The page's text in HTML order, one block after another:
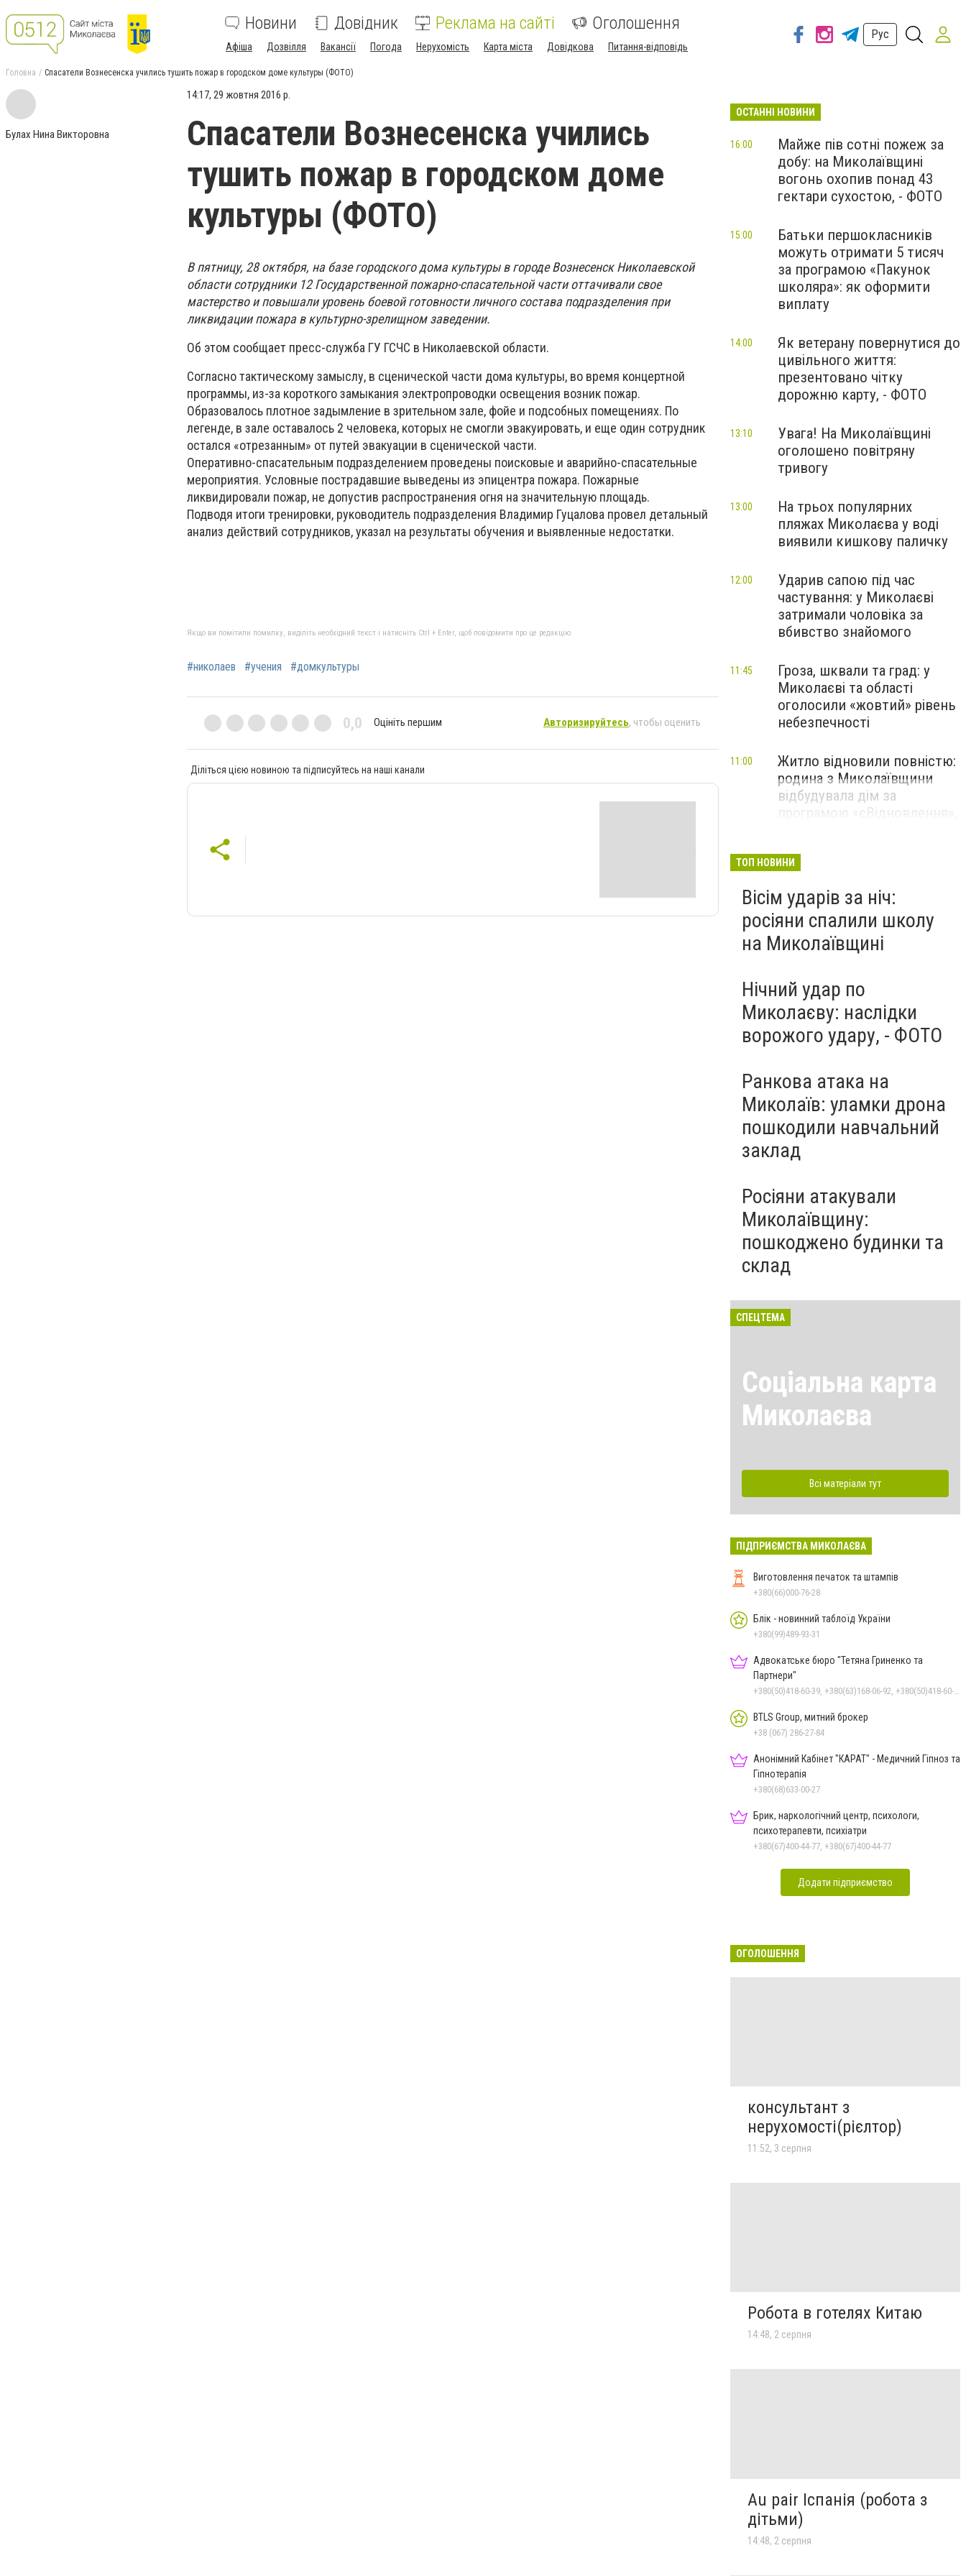
Новини Довідник Реклама на сайті Оголошення
Афіша Дозвілля Вакансії Погода Нерухомість Карта міста Довідкова Питання-відповідь
Рус
Головна Спасатели Вознесенска учились тушить пожар в городском доме культуры (ФОТО)
Булах Нина Викторовна
14:17, 29 жовтня 2016 р.
Спасатели Вознесенска учились
тушить пожар в городском доме
культуры (ФОТО)
В пятницу, 28 октября, на базе городского дома культуры в городе Вознесенск Николаевской
области сотрудники 12 Государственной пожарно-спасательной части оттачивали свое
мастерство и повышали уровень боевой готовности личного состава подразделения при
ликвидации пожара в культурно-зрелищном заведении.
Об этом сообщает пресс-служба ГУ ГСЧС в Николаевской области.
Согласно тактическому замыслу, в сценической части дома культуры, во время концертной
программы, из-за короткого замыкания электропроводки освещения возник пожар.
Образовалось плотное задымление в зрительном зале, фойе и подсобных помещениях. По
легенде, в зале оставалось 2 человека, которых не смогли эвакуировать, и еще один сотрудник
остался «отрезанным» от путей эвакуации в сценической части.
Оперативно-спасательным подразделением проведены поисковые и аварийно-спасательные
мероприятия. Условные пострадавшие выведены из эпицентра пожара. Пожарные
ликвидировали пожар, не допустив распространения огня на значительную площадь.
Подводя итоги тренировки, руководитель подразделения Владимир Гуцалова провел детальный
анализ действий сотрудников, указал на результаты обучения и выявленные недостатки.
Якщо ви помітили помилку, виділіть необхідний текст і натисніть Ctrl + Enter, щоб повідомити про це редакцію
#николаев #учения #домкультуры
0,0 Оцініть першим Авторизируйтесь, чтобы оценить
Діліться цією новиною та підписуйтесь на наші канали
ОСТАННІ НОВИНИ
Майже пів сотні пожеж за
добу: на Миколаївщині
вогонь охопив понад 43
гектари сухостою, - ФОТО
16:00
Батьки першокласників
можуть отримати 5 тисяч
за програмою «Пакунок
школяра»: як оформити
виплату
15:00
Як ветерану повернутися до
цивільного життя:
презентовано чітку
дорожню карту, - ФОТО
14:00
Увага! На Миколаївщині
оголошено повітряну
тривогу
13:10
На трьох популярних
пляжах Миколаєва у воді
виявили кишкову паличку
13:00
Ударив сапою під час
частування: у Миколаєві
затримали чоловіка за
вбивство знайомого
12:00
Гроза, шквали та град: у
Миколаєві та області
оголосили «жовтий» рівень
небезпечності
11:45
Житло відновили повністю:
родина з Миколаївщини
відбудувала дім за
програмою «єВідновлення»,
11:00
ТОП НОВИНИ
Вісім ударів за ніч:
росіяни спалили школу
на Миколаївщині
Нічний удар по
Миколаєву: наслідки
ворожого удару, - ФОТО
Ранкова атака на
Миколаїв: уламки дрона
пошкодили навчальний
заклад
Росіяни атакували
Миколаївщину:
пошкоджено будинки та
склад
СПЕЦТЕМА
Соціальна карта
Миколаєва
Всі матеріали тут
ПІДПРИЄМСТВА МИКОЛАЄВА
Виготовлення печаток та штампів
+380(66)000-76-28
Блік - новинний таблоїд України
+380(99)489-93-31
Адвокатське бюро "Тетяна Гриненко та
Партнери"
BTLS Group, митний брокер
+38 (067) 286-27-84
Анонімний Кабінет "КАРАТ" - Медичний Гіпноз та
Гіпнотерапія
+380(68)633-00-27
Брик, наркологічний центр, психологи,
психотерапевти, психіатри
+380(67)400-44-77, +380(67)400-44-77
Додати підприємство
ОГОЛОШЕННЯ
консультант з
нерухомості(рієлтор)
11:52, 3 серпня
Робота в готелях Китаю
14:48, 2 серпня
Au pair Іспанія (робота з
дітьми)
14:48, 2 серпня